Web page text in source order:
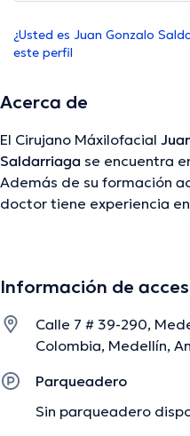
¿Usted es Juan Gonzalo
este perfil
Acerca de
El Cirujano Máxilofacial
Saldarriaga se encuentra
Además de su formación
doctor tiene experiencia
médicas. Juan Gonzalo
tener una formación
especialización y ha
Español es el idioma
Información de
Calle 7 # 39-290,
Colombia, Medellín,
Parqueadero
Sin parqueadero